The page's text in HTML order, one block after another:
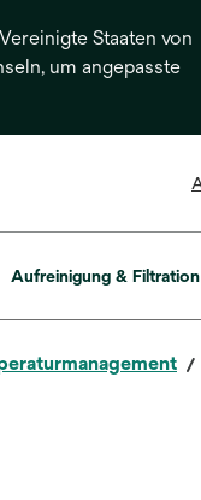
Staaten von
um angepasste
Aufreinigung & Filtration